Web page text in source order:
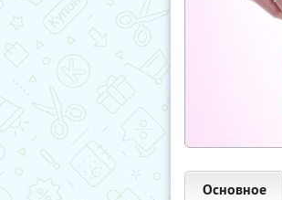
Основное